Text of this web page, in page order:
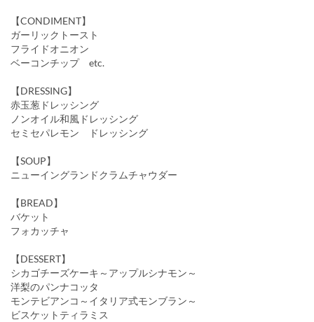
【CONDIMENT】
ガーリックトースト
フライドオニオン
ベーコンチップ etc.
【DRESSING】
赤玉葱ドレッシング
ノンオイル和風ドレッシング
セミセパレモン ドレッシング
【SOUP】
ニューイングランドクラムチャウダー
【BREAD】
バケット
フォカッチャ
【DESSERT】
シカゴチーズケーキ～アップルシナモン～
洋梨のパンナコッタ
モンテビアンコ～イタリア式モンブラン～
ビスケットティラミス